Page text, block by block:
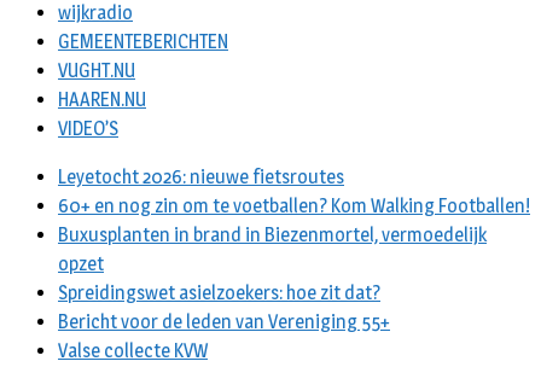
wijkradio
GEMEENTEBERICHTEN
VUGHT.NU
HAAREN.NU
VIDEO’S
Leyetocht 2026: nieuwe fietsroutes
60+ en nog zin om te voetballen? Kom Walking Footballen!
Buxusplanten in brand in Biezenmortel, vermoedelijk
opzet
Spreidingswet asielzoekers: hoe zit dat?
Bericht voor de leden van Vereniging 55+
Valse collecte KVW